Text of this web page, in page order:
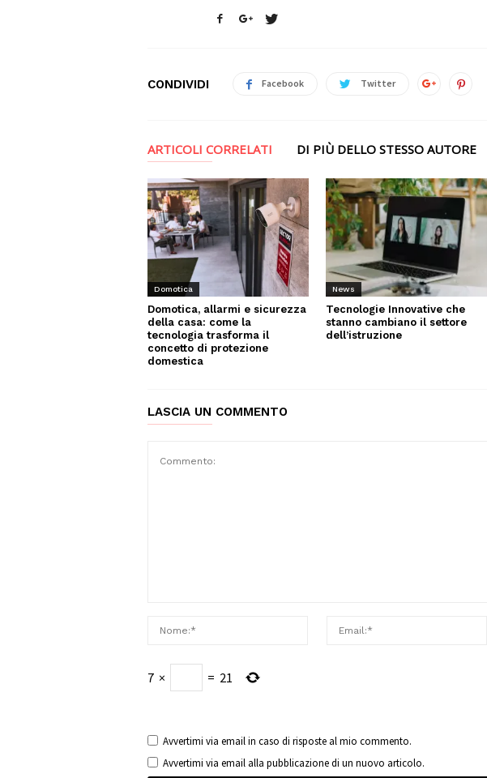
CONDIVIDI Facebook Twitter
ARTICOLI CORRELATI DI PIÙ DELLO STESSO AUTORE
Domotica
Domotica, allarmi e sicurezza
della casa: come la
tecnologia trasforma il
concetto di protezione
domestica
News
Tecnologie Innovative che
stanno cambiano il settore
dell’istruzione
LASCIA UN COMMENTO
7 × = 21
Avvertimi via email in caso di risposte al mio commento.
Avvertimi via email alla pubblicazione di un nuovo articolo.